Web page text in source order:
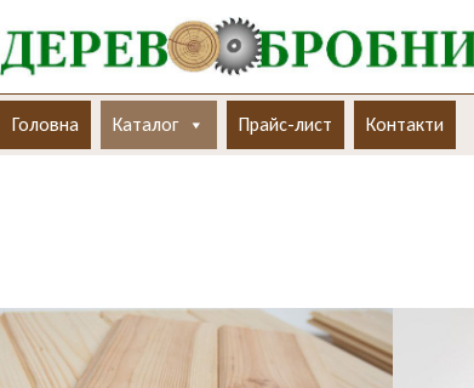
Головна Каталог Прайс-лист Контакти